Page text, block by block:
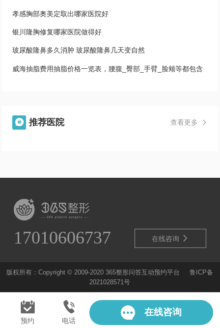
孝感胸部奥美定取出哪家医院好
银川隆胸修复哪家医院做得好
玻尿酸隆鼻多久消肿 玻尿酸隆鼻几天变自然
威海抽脂费用抽脂价格一览表，腰腹_臀部_手臂_脸颊等都包含
 推荐医院 查看更多 
17010606737 在线咨询 
版权所有：Copyright © 2009-2020 365整形问答互动预约平台鲁ICP备
2021028571号
预约 电话
在线咨询